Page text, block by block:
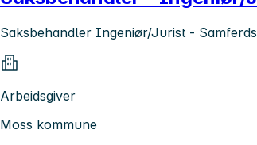
Saksbehandler Ingeniør/Jurist -
Arbeidsgiver
Moss kommune